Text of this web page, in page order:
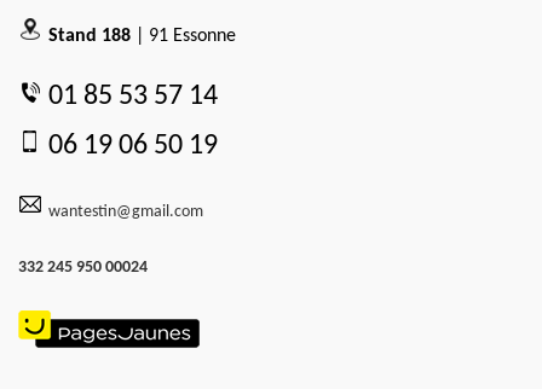
Stand 188 | 91 Essonne
01 85 53 57 14
06 19 06 50 19
wantestin@gmail.com
332 245 950 00024